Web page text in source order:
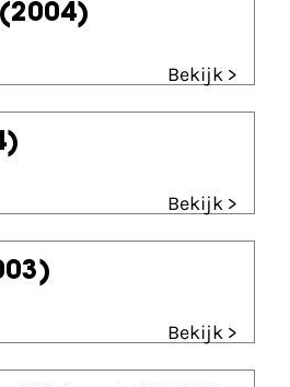
(2004)
Bekijk >
Bekijk >
Bekijk >